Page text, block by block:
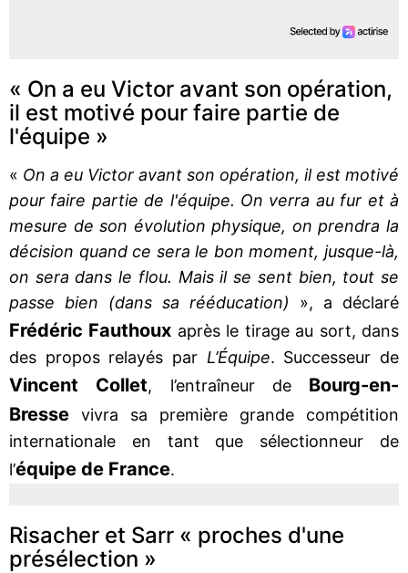
« On a eu Victor avant son opération,
il est motivé pour faire partie de
l'équipe »
« On a eu Victor avant son opération, il est motivé
pour faire partie de l'équipe. On verra au fur et à
mesure de son évolution physique, on prendra la
décision quand ce sera le bon moment, jusque-là,
on sera dans le flou. Mais il se sent bien, tout se
passe bien (dans sa rééducation) », a déclaré
Frédéric Fauthoux après le tirage au sort, dans
des propos relayés par L’Équipe. Successeur de
Vincent Collet, l’entraîneur deBourg-en-
Bresse vivra sa première grande compétition
internationale en tant que sélectionneur de
l’équipe de France.
Risacher et Sarr « proches d'une
présélection »